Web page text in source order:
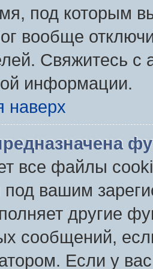
под которым
вообще
Свяжитесь
информации.
наверх
все файлы
под вашим
другие
сообщений,
Если у